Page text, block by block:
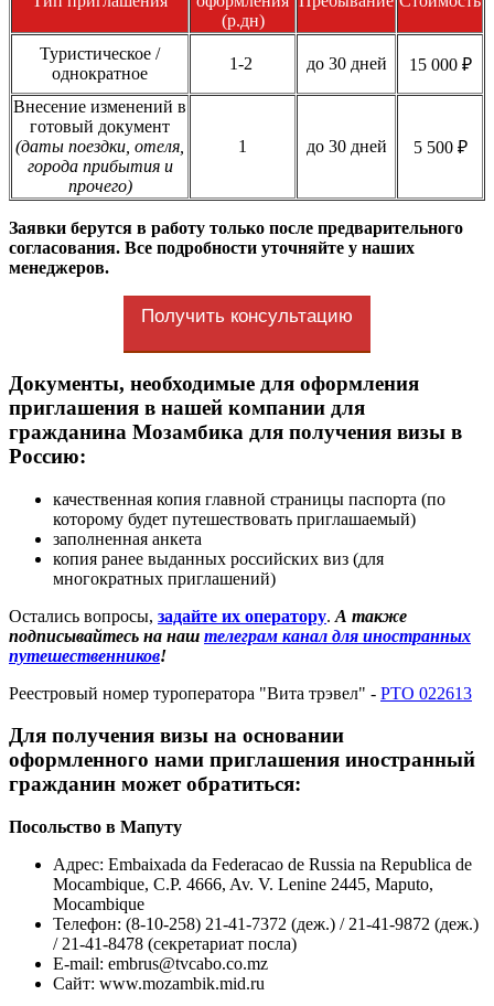
(р.дн)
Туристическое /
однократное
1-2 до 30 дней 15 000 ₽
Внесение изменений в
готовый документ
(даты поездки, отеля,
города прибытия и
прочего)
1 до 30 дней 5 500 ₽
Заявки берутся в работу только после предварительного
согласования. Все подробности уточняйте у наших
менеджеров.
Получить консультацию
Документы, необходимые для оформления
приглашения в нашей компании для
гражданина Мозамбика для получения визы в
Россию:
качественная копия главной страницы паспорта (по
которому будет путешествовать приглашаемый)
заполненная анкета
копия ранее выданных российских виз (для
многократных приглашений)
Остались вопросы, задайте их оператору. А также
подписывайтесь на наш телеграм канал для иностранных
путешественников!
Реестровый номер туроператора "Вита трэвел" - РТО 022613
Для получения визы на основании
оформленного нами приглашения иностранный
гражданин может обратиться:
Посольство в Мапуту
Адрес: Embaixada da Federacao de Russia na Republica de
Mocambique, C.P. 4666, Av. V. Lenine 2445, Maputo,
Mocambique
Телефон: (8-10-258) 21-41-7372 (деж.) / 21-41-9872 (деж.)
/ 21-41-8478 (секретариат посла)
E-mail: embrus@tvcabo.co.mz
Сайт: www.mozambik.mid.ru